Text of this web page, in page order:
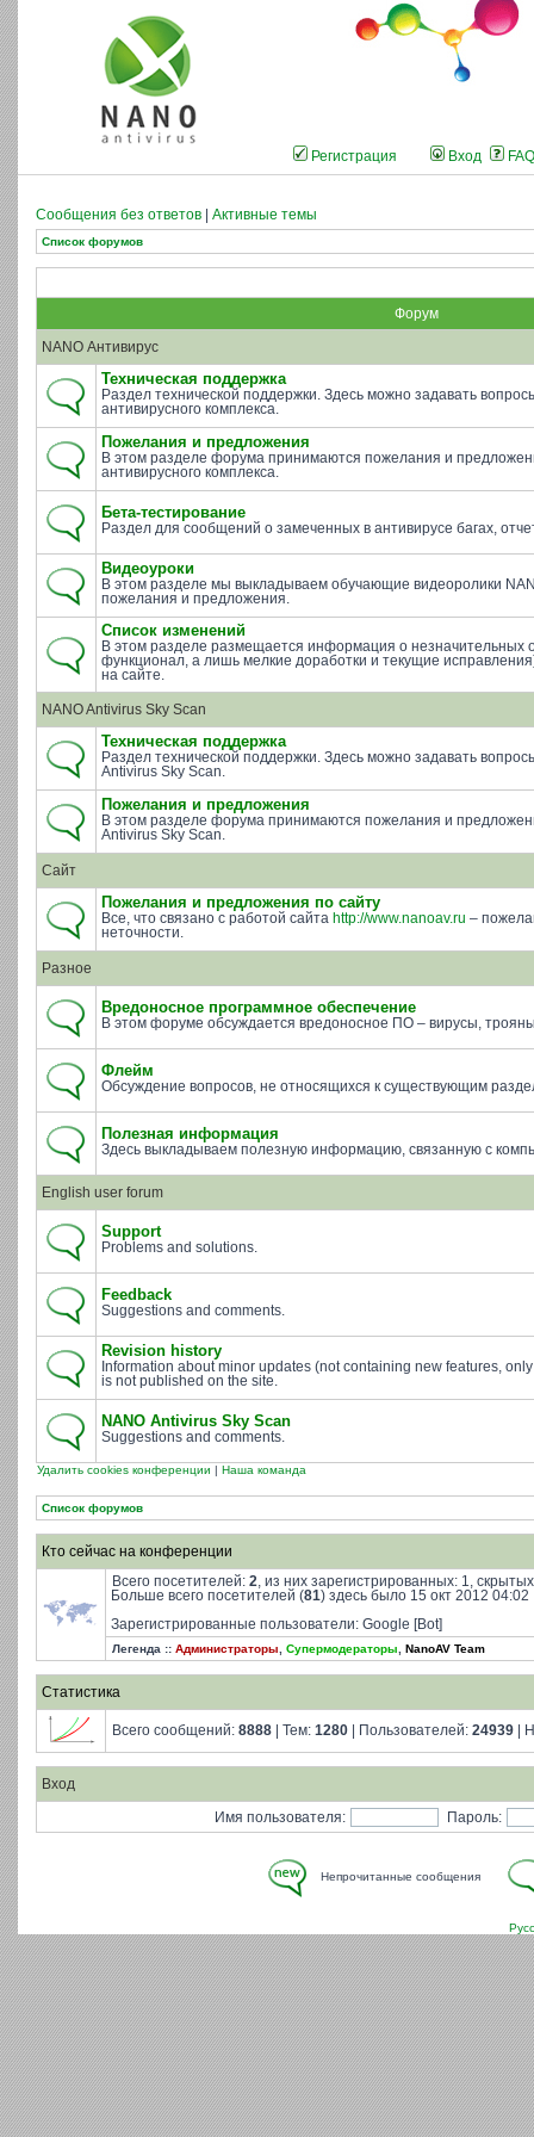
Регистрация Вход FAQ
Сообщения без ответов Активные темы
Список форумов
Форум
NANO Антивирус
Техническая поддержка
Раздел технической поддержки. Здесь можно задавать
антивирусного комплекса.
Пожелания и предложения
В этом разделе форума принимаются пожелания и
антивирусного комплекса.
Бета-тестирование
Раздел для сообщений о замеченных в антивирусе багах,
Видеоуроки
В этом разделе мы выкладываем обучающие видеоролики
пожелания и предложения.
Список изменений
В этом разделе размещается информация о незначительных
функционал, а лишь мелкие доработки и текущие
на сайте.
NANO Antivirus Sky Scan
Техническая поддержка
Раздел технической поддержки. Здесь можно задавать
Antivirus Sky Scan.
Пожелания и предложения
В этом разделе форума принимаются пожелания и
Antivirus Sky Scan.
Сайт
Пожелания и предложения по сайту
Все, что связано с работой сайта http://www.nanoav.ru –
неточности.
Разное
Вредоносное программное обеспечение
В этом форуме обсуждается вредоносное ПО – вирусы,
Флейм
Обсуждение вопросов, не относящихся к существующим
Полезная информация
Здесь выкладываем полезную информацию, связанную с
English user forum
Support
Problems and solutions.
Feedback
Suggestions and comments.
Revision history
Information about minor updates (not containing new features,
is not published on the site.
NANO Antivirus Sky Scan
Suggestions and comments.
Удалить cookies конференции | Наша команда
Список форумов
Кто сейчас на конференции
Всего посетителей: 2 , из них зарегистрированных: 1,
Больше всего посетителей (81) здесь было 15 окт 2012 04:02
Зарегистрированные пользователи: Google [Bot]
Легенда :: Администраторы Супермодераторы NanoAV Team
Статистика
Всего сообщений: 8888 | Тем: 1280 | Пользователей: 24939 |
Вход
Имя пользователя: Пароль:
Непрочитанные сообщения